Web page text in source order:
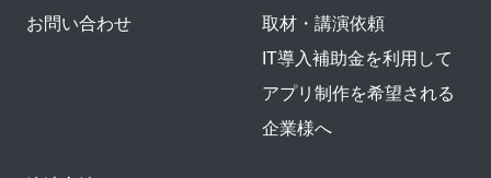
お問い合わせ
取材・講演依頼
IT導入補助金を利用して
アプリ制作を希望される
企業様へ